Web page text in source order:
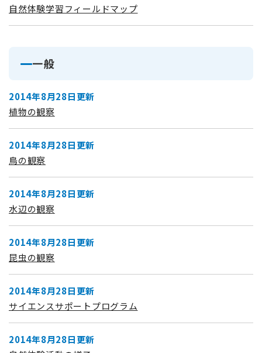
自然体験学習フィールドマップ
一般
2014年8月28日更新
植物の観察
2014年8月28日更新
鳥の観察
2014年8月28日更新
水辺の観察
2014年8月28日更新
昆虫の観察
2014年8月28日更新
サイエンスサポートプログラム
2014年8月28日更新